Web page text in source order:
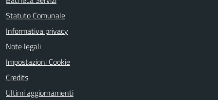
Statuto Comunale
Informativa privacy
Note legali
Impostazioni Cookie
Credits
Ultimi aggiornamenti